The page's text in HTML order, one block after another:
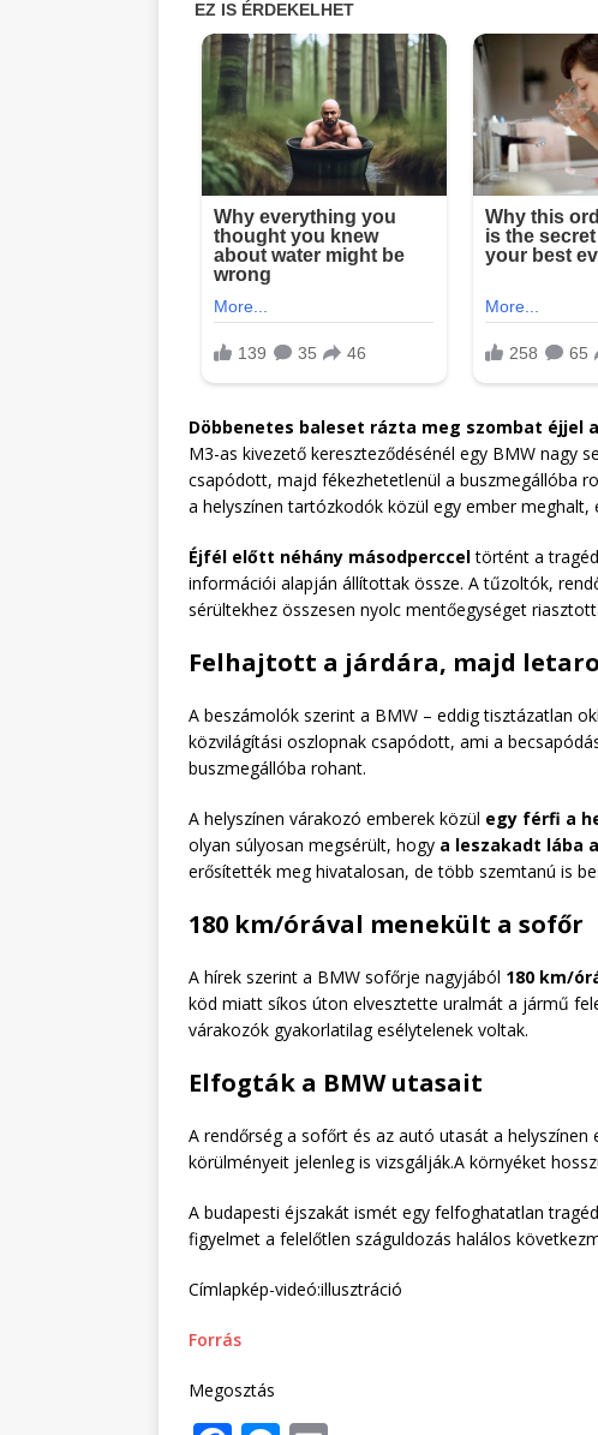
Döbbenetes baleset rázta meg szombat éjjel
M3-as kivezető kereszteződésénél egy BMW nagy
csapódott, majd fékezhetetlenül a buszmegállóba
a helyszínen tartózkodók közül egy ember meghalt,
Éjfél előtt néhány másodpercceltörtént a
információi alapján állítottak össze. A tűzoltók,
sérültekhez összesen nyolc mentőegységet
Felhajtott a járdára, majd
A beszámolók szerint a BMW – eddig tisztázatlan
közvilágítási oszlopnak csapódott, ami a
buszmegállóba rohant.
A helyszínen várakozó emberek közül egy férfi a
olyan súlyosan megsérült, hogy a leszakadt lába
erősítették meg hivatalosan, de több szemtanú is
180 km/órával menekült a sofőr
A hírek szerint a BMW sofőrje nagyjából 180 km/
köd miatt síkos úton elvesztette uralmát a jármű
várakozók gyakorlatilag esélytelenek voltak.
Elfogták a BMW utasait
A rendőrség a sofőrt és az autó utasát a
körülményeit jelenleg is vizsgálják.A környéket
A budapesti éjszakát ismét egy felfoghatatlan
figyelmet a felelőtlen száguldozás halálos
Címlapkép-videó:illusztráció
Forrás
Megosztás